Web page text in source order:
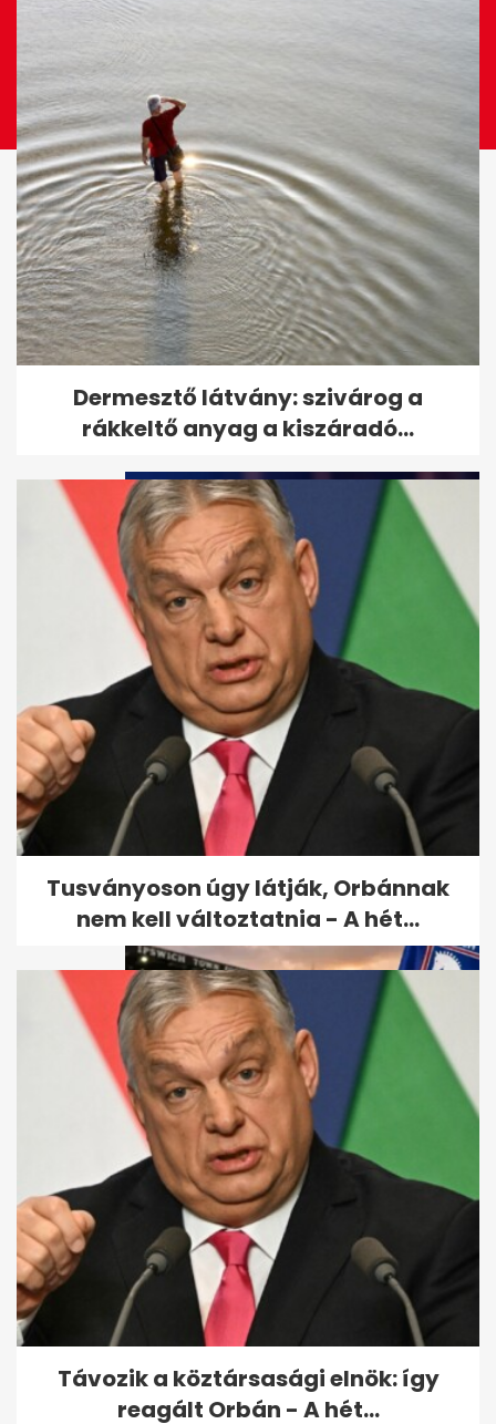
Tarr Zoltán: zajlik a közmédia
átvilágítása, jön a nyilvános...
Vitézy: 65 ezres jegyeladás
Balázs DJ-szettjére, mint
Puskás...
Udonis Haslem részesedést
vett az Ipswich Townban,
Premier...
Dermesztő látvány: szivárog a
rákkeltő anyag a kiszáradó...
Tusványoson úgy látják, Orbánnak
nem kell változtatnia - A hét...
Távozik a köztársasági elnök: így
reagált Orbán - A hét...